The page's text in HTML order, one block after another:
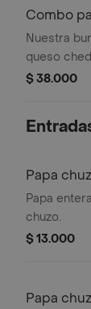
150 gr
Combo
mix
Nuestra
queso
apanado
$ 38.000
Papa
Papa
chuzo.
$ 13.000
Papa